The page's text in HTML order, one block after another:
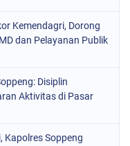
(226)
Kemendagri, Dorong
dan Pelayanan Publik
Disiplin
Aktivitas di Pasar
Kapolres Soppeng